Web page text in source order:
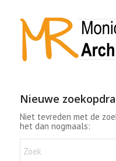
Nieuwe
Niet tevreden met de
het dan nogmaals: